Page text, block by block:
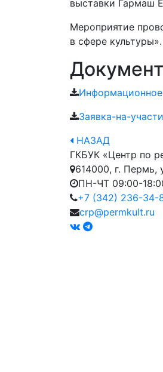
выставки Гармаш
Мероприятие
в сфере
Заявка-на-
НАЗАД
ГКБУК «Центр по
614000, г. Пермь,
ПН-ЧТ 09:00-
+7 (342) 236-34-
crp@permkult.ru